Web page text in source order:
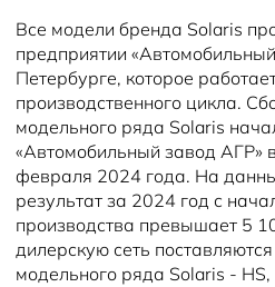
Все модели бренда Solaris
предприятии
Петербурге, которое
производственного цикла.
модельного ряда Solaris
«Автомобильный завод АГР»
февраля 2024 года. На
результат за 2024 год с
производства превышает 5
дилерскую сеть
модельного ряда Solaris - HS,